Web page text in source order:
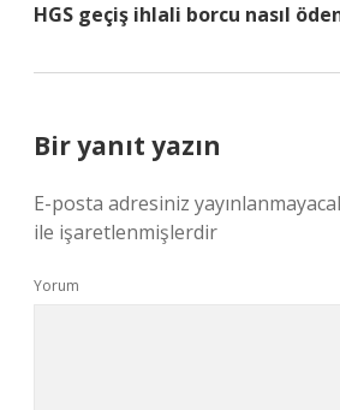
HGS geçiş ihlali borcu nasıl
Bir yanıt yazın
E-posta adresiniz
ile işaretlenmişlerdir
Yorum